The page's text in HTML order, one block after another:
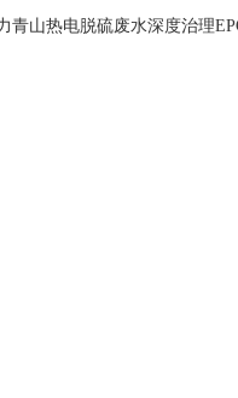
青山热电脱硫废水深度治理